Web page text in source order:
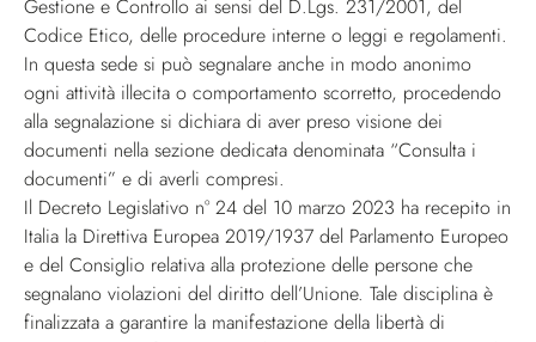
Gestione e Controllo ai sensi del D.Lgs. 231/2001, del
Codice Etico, delle procedure interne o leggi e regolamenti.
In questa sede si può segnalare anche in modo anonimo
ogni attività illecita o comportamento scorretto, procedendo
alla segnalazione si dichiara di aver preso visione dei
documenti nella sezione dedicata denominata “Consulta i
documenti” e di averli compresi.
Il Decreto Legislativo n° 24 del 10 marzo 2023 ha recepito in
Italia la Direttiva Europea 2019/1937 del Parlamento Europeo
e del Consiglio relativa alla protezione delle persone che
segnalano violazioni del diritto dell’Unione. Tale disciplina è
finalizzata a garantire la manifestazione della libertà di